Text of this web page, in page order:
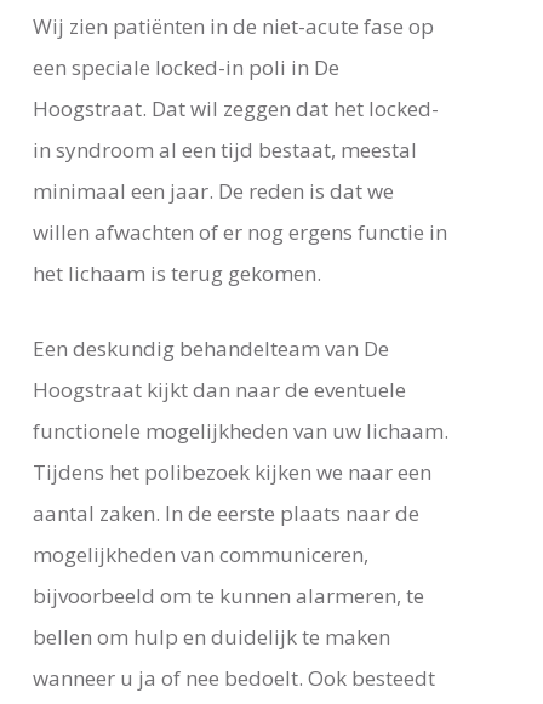
Wij zien patiënten in de niet-acute fase op
een speciale locked-in poli in De
Hoogstraat. Dat wil zeggen dat het locked-
in syndroom al een tijd bestaat, meestal
minimaal een jaar. De reden is dat we
willen afwachten of er nog ergens functie in
het lichaam is terug gekomen.
Een deskundig behandelteam van De
Hoogstraat kijkt dan naar de eventuele
functionele mogelijkheden van uw lichaam.
Tijdens het polibezoek kijken we naar een
aantal zaken. In de eerste plaats naar de
mogelijkheden van communiceren,
bijvoorbeeld om te kunnen alarmeren, te
bellen om hulp en duidelijk te maken
wanneer u ja of nee bedoelt. Ook besteedt